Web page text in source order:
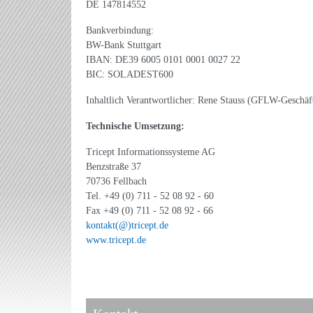
DE 147814552
Bankverbindung:
BW-Bank Stuttgart
IBAN: DE39 6005 0101 0001 0027 22
BIC: SOLADEST600
Inhaltlich Verantwortlicher: Rene Stauss (GFLW-
Technische Umsetzung:
Tricept Informationssysteme AG
Benzstraße 37
70736 Fellbach
Tel. +49 (0) 711 - 52 08 92 - 60
Fax +49 (0) 711 - 52 08 92 - 66
kontakt(@)tricept.de
www.tricept.de